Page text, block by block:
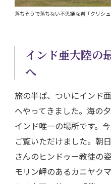
落ちそうで落ちない不思議な岩「クリシュ
インド亜大陸
へ
旅の半ば、ついにインド
へやってきました。海の
インド唯一の場所です。
ご覧いただけました。朝
さんのヒンドゥー教徒の
モリン岬のあるカニヤク